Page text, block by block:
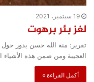
19 سبتمبر، 2021
لغز بئر برهوت
تقرير: منة الله حسن يدور
العجيبة ومن ضمن هذه الأشياء
أكمل القراءة »